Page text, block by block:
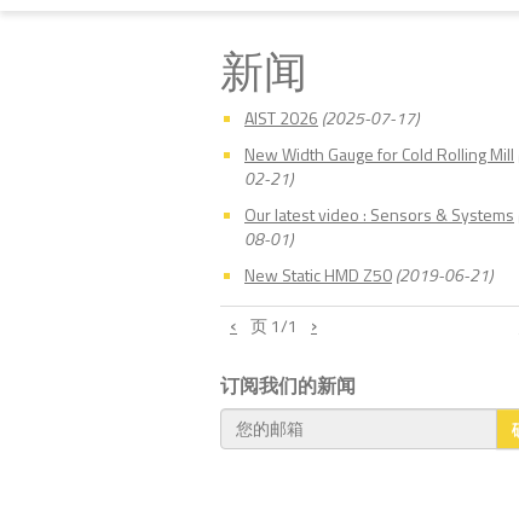
新闻
AIST 2026 (2025-07-17)
New Width Gauge for Cold Rolling Mill
02-21)
Our latest video : Sensors & Systems
08-01)
New Static HMD Z50(2019-06-21)
‹ 页1/1 ›
订阅我们的新闻